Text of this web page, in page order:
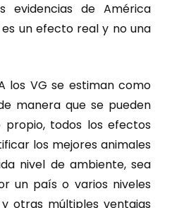
evidencias de América
un efecto real y no una
los VG se estiman como
manera que se pueden
todos los efectos
los mejores animales
nivel de ambiente, sea
un país o varios niveles
otras múltiples ventajas